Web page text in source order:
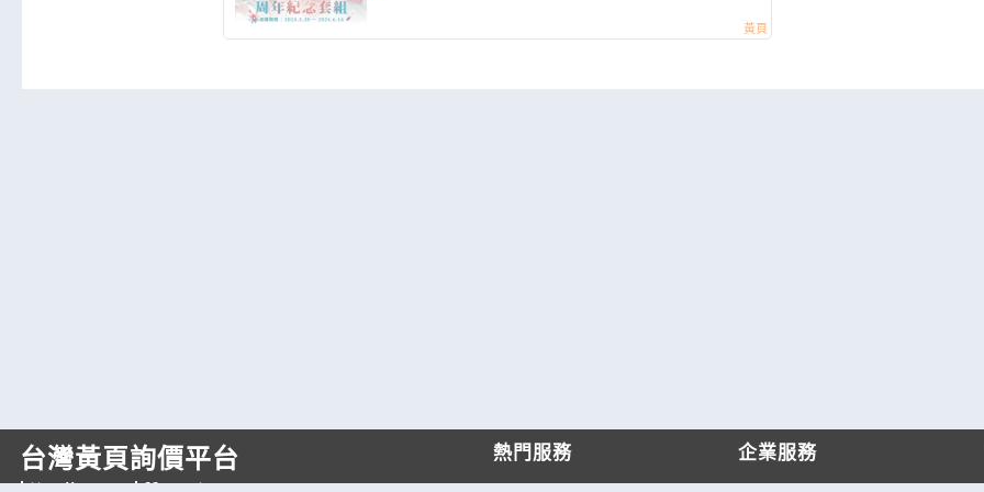
台灣黃頁詢價平台
https://www.web66.com.tw
熱門服務 企業服務